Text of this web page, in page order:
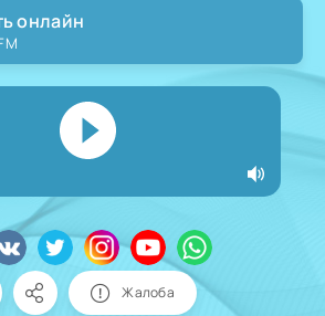
онлайн
Жалоба